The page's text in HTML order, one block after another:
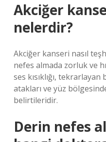
Akciğer
nelerdir?
Akciğer kanseri nasıl
nefes almada zorluk ve
ses kısıklığı,
atakları ve yüz
belirtileridir.
Derin nefes